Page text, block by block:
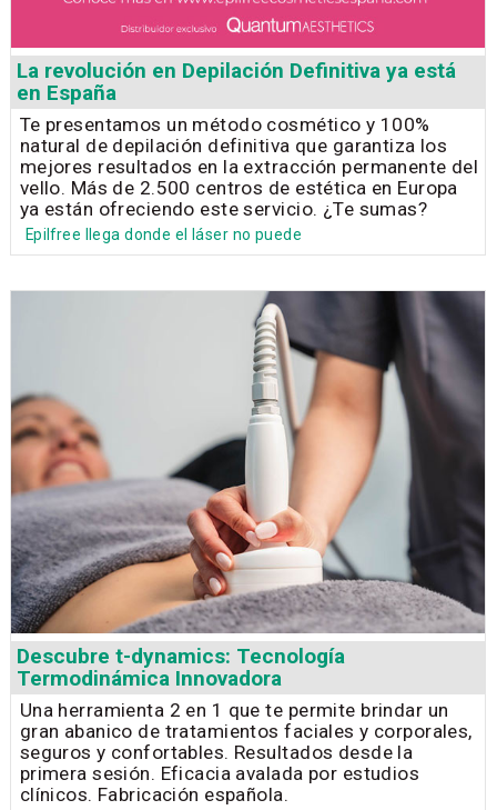
La revolución en Depilación Definitiva ya está
en España
Te presentamos un método cosmético y 100%
natural de depilación definitiva que garantiza los
mejores resultados en la extracción permanente del
vello. Más de 2.500 centros de estética en Europa
ya están ofreciendo este servicio. ¿Te sumas?
Epilfree llega donde el láser no puede
Descubre t-dynamics: Tecnología
Termodinámica Innovadora
Una herramienta 2 en 1 que te permite brindar un
gran abanico de tratamientos faciales y corporales,
seguros y confortables. Resultados desde la
primera sesión. Eficacia avalada por estudios
clínicos. Fabricación española.